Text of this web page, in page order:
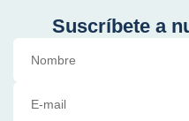
Suscríbete a